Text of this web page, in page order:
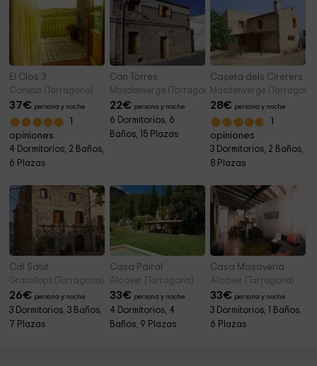
El Clos 3
Conesa (Tarragona)
37€ persona y noche
opiniones
4 Dormitorios, 2 Baños,
6 Plazas
Can Torres
Masdenverge (Tarragona)
22€ persona y noche
6 Dormitorios, 6
Baños, 15 Plazas
Caseta dels Cirerers
Masdenverge (Tarragona)
28€ persona y noche
opiniones
3 Dormitorios, 2 Baños,
8 Plazas
Cal Salut
Gratallops (Tarragona)
26€ persona y noche
3 Dormitorios, 3 Baños,
7 Plazas
Casa Pairal
Alcover (Tarragona)
33€ persona y noche
4 Dormitorios, 4
Baños, 9 Plazas
Casa Masoveria
Alcover (Tarragona)
33€ persona y noche
3 Dormitorios, 1 Baños,
6 Plazas